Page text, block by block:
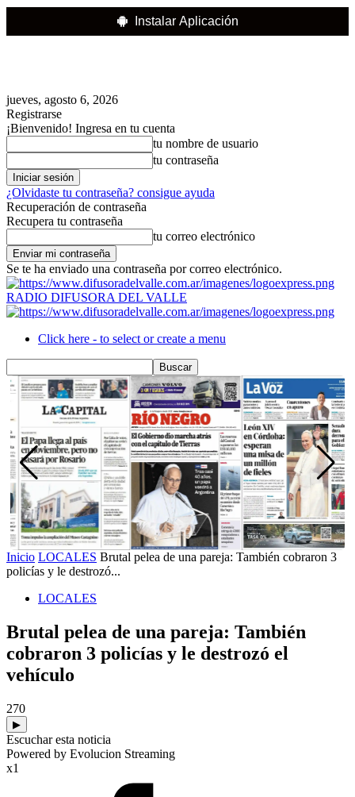
Instalar Aplicación
jueves, agosto 6, 2026
Registrarse
¡Bienvenido! Ingresa en tu cuenta
tu nombre de usuario
tu contraseña
¿Olvidaste tu contraseña? consigue ayuda
Recuperación de contraseña
Recupera tu contraseña
tu correo electrónico
Se te ha enviado una contraseña por correo electrónico.
RADIO DIFUSORA DEL VALLE
Click here - to select or create a menu
Inicio LOCALES Brutal pelea de una pareja: También cobraron 3
policías y le destrozó...
LOCALES
Brutal pelea de una pareja: También
cobraron 3 policías y le destrozó el
vehículo
270
▶
Escuchar esta noticia
Powered by Evolucion Streaming
x1